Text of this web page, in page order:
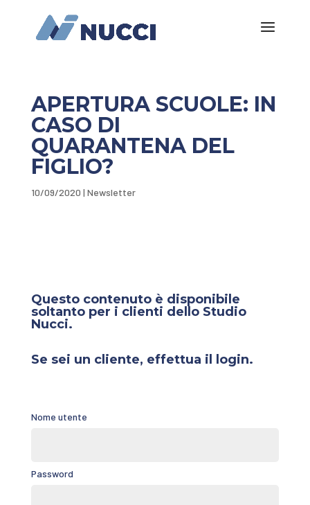
APERTURA SCUOLE: IN
CASO DI
QUARANTENA DEL
FIGLIO?
10/09/2020 | Newsletter
Questo contenuto è disponibile
soltanto per i clienti dello Studio
Nucci.
Se sei un cliente, effettua il login.
Nome utente
Password